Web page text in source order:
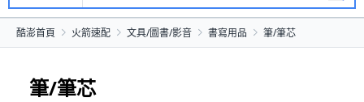
酷澎首頁 火箭速配 文具/圖書/影音 書寫用品 筆/筆芯
筆/筆芯